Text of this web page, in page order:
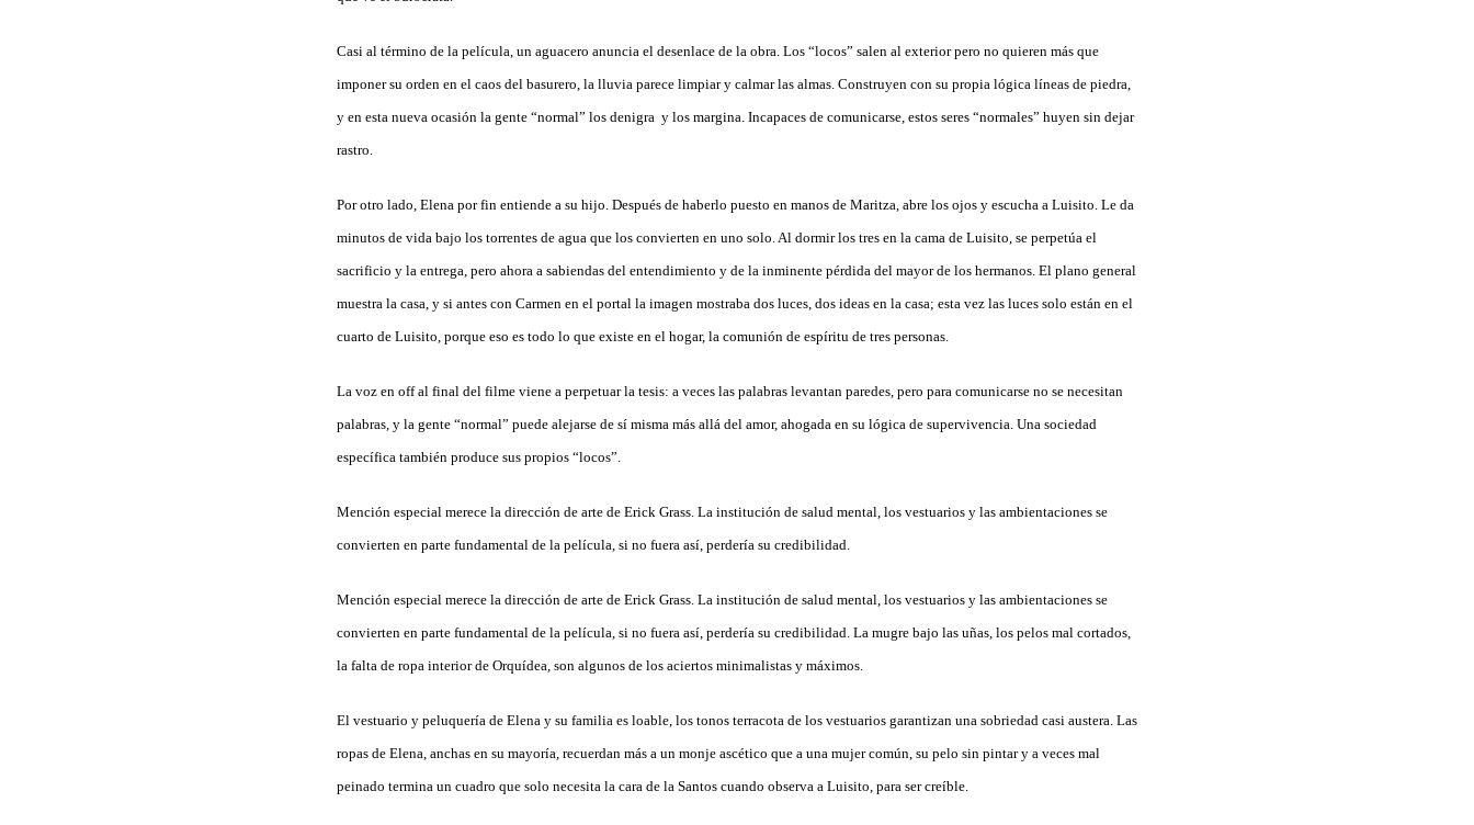
Casi al término de la película, un aguacero anuncia el desenlace de la obra. Los “locos” salen al exterior pero no quieren más que
imponer su orden en el caos del basurero, la lluvia parece limpiar y calmar las almas. Construyen con su propia lógica líneas de piedra,
y en esta nueva ocasión la gente “normal” los denigra y los margina. Incapaces de comunicarse, estos seres “normales” huyen sin dejar
rastro.
Por otro lado, Elena por fin entiende a su hijo. Después de haberlo puesto en manos de Maritza, abre los ojos y escucha a Luisito. Le da
minutos de vida bajo los torrentes de agua que los convierten en uno solo. Al dormir los tres en la cama de Luisito, se perpetúa el
sacrificio y la entrega, pero ahora a sabiendas del entendimiento y de la inminente pérdida del mayor de los hermanos. El plano general
muestra la casa, y si antes con Carmen en el portal la imagen mostraba dos luces, dos ideas en la casa; esta vez las luces solo están en el
cuarto de Luisito, porque eso es todo lo que existe en el hogar, la comunión de espíritu de tres personas.
La voz en off al final del filme viene a perpetuar la tesis: a veces las palabras levantan paredes, pero para comunicarse no se necesitan
palabras, y la gente “normal” puede alejarse de sí misma más allá del amor, ahogada en su lógica de supervivencia. Una sociedad
específica también produce sus propios “locos”.
Mención especial merece la dirección de arte de Erick Grass. La institución de salud mental, los vestuarios y las ambientaciones se
convierten en parte fundamental de la película, si no fuera así, perdería su credibilidad.
Mención especial merece la dirección de arte de Erick Grass. La institución de salud mental, los vestuarios y las ambientaciones se
convierten en parte fundamental de la película, si no fuera así, perdería su credibilidad. La mugre bajo las uñas, los pelos mal cortados,
la falta de ropa interior de Orquídea, son algunos de los aciertos minimalistas y máximos.
El vestuario y peluquería de Elena y su familia es loable, los tonos terracota de los vestuarios garantizan una sobriedad casi austera. Las
ropas de Elena, anchas en su mayoría, recuerdan más a un monje ascético que a una mujer común, su pelo sin pintar y a veces mal
peinado termina un cuadro que solo necesita la cara de la Santos cuando observa a Luisito, para ser creíble.